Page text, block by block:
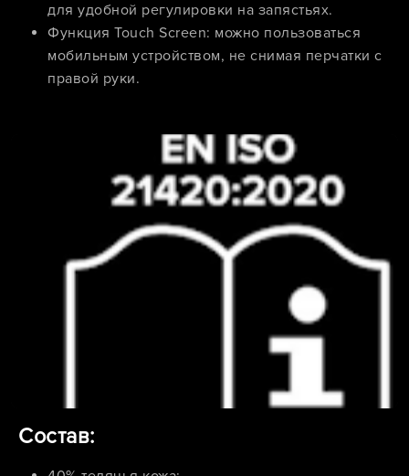
для удобной регулировки на запястьях.
Функция Touch Screen: можно пользоваться
мобильным устройством, не снимая перчатки с
правой руки.
Состав: